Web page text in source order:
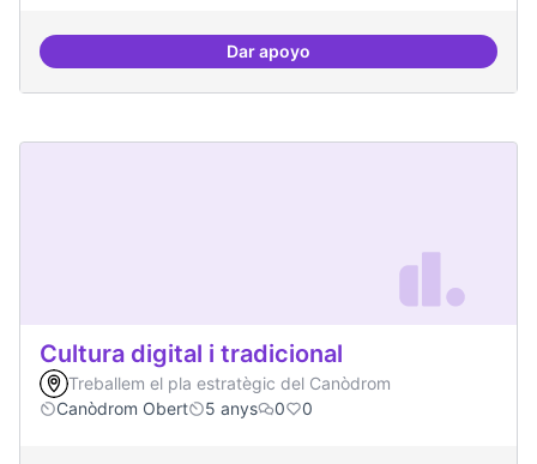
Dar apoyoModel exportable - guifinet a
Cultura digital i tradicional
Treballem el pla estratègic del Canòdrom
Canòdrom Obert
5 anys 0 0